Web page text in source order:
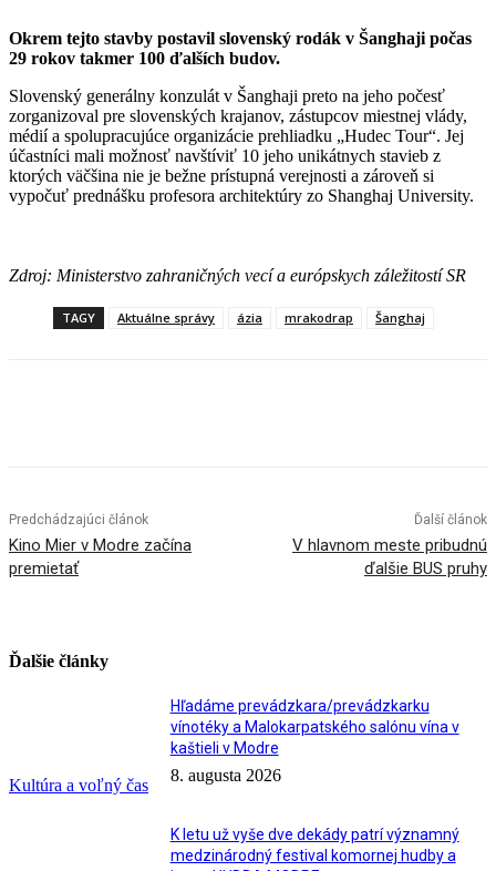
Okrem tejto stavby postavil slovenský rodák v Šanghaji počas
29 rokov takmer 100 ďalších budov.
Slovenský generálny konzulát v Šanghaji preto na jeho počesť
zorganizoval pre slovenských krajanov, zástupcov miestnej vlády,
médií a spolupracujúce organizácie prehliadku „Hudec Tour“. Jej
účastníci mali možnosť navštíviť 10 jeho unikátnych stavieb z
ktorých väčšina nie je bežne prístupná verejnosti a zároveň si
vypočuť prednášku profesora architektúry zo Shanghaj University.
Zdroj: Ministerstvo zahraničných vecí a európskych záležitostí SR
TAGY Aktuálne správy ázia mrakodrap Šanghaj
Predchádzajúci článok
Kino Mier v Modre začína
premietať
Ďalší článok
V hlavnom meste pribudnú
ďalšie BUS pruhy
Ďalšie články
Kultúra a voľný čas
Hľadáme prevádzkara/prevádzkarku
vínotéky a Malokarpatského salónu vína v
kaštieli v Modre
8. augusta 2026
K letu už vyše dve dekády patrí významný
medzinárodný festival komornej hudby a